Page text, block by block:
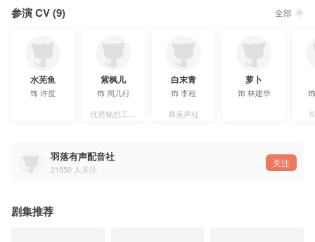
画师：艾草米粿 @艾草米粿
许度：水芜鱼【自由人】@水芜鱼
周几行：紫枫儿【优思铭想】@Fender芬达
李程：白末青【特邀】@cv白末青
杜医生：青師@野生青師
服务员：徐行【熊猫饲养大队】@徐行-不是航
小何：狐若@Yejinn狐若
朋友2：守护【十四桥】@cv-守护
参演 CV (9) 全部
水芜鱼
饰许度
紫枫儿
饰 周几行
优思铭想工作室
白末青
饰李程
裔美声社
萝卜
饰林建华
羽落有声配音社
21550 人关注
关注
剧集推荐